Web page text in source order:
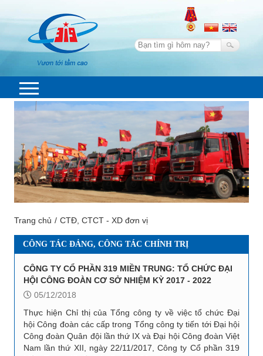
Trang chủ CTĐ, CTCT - XD đơn vị
CÔNG TÁC ĐẢNG, CÔNG TÁC CHÍNH TRỊ
CÔNG TY CỔ PHẦN 319 MIỀN TRUNG: TỔ CHỨC ĐẠI
HỘI CÔNG ĐOÀN CƠ SỞ NHIỆM KỲ 2017 - 2022
05/12/2018
Thực hiện Chỉ thị của Tổng công ty về việc tổ chức Đại
hội Công đoàn các cấp trong Tổng công ty tiến tới Đại hội
Công đoàn Quân đội lần thứ IX và Đại hội Công đoàn Việt
Nam lần thứ XII, ngày 22/11/2017, Công ty Cổ phần 319